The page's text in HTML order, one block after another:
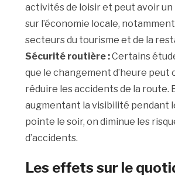
activités de loisir et peut avoir
sur l’économie locale,
secteurs du tourisme et de la
Sécurité routière :Certains
que le changement d’heure peut
réduire les accidents de la route.
augmentant la visibilité pendant
pointe le soir, on diminue les
d’accidents.
Les effets sur le